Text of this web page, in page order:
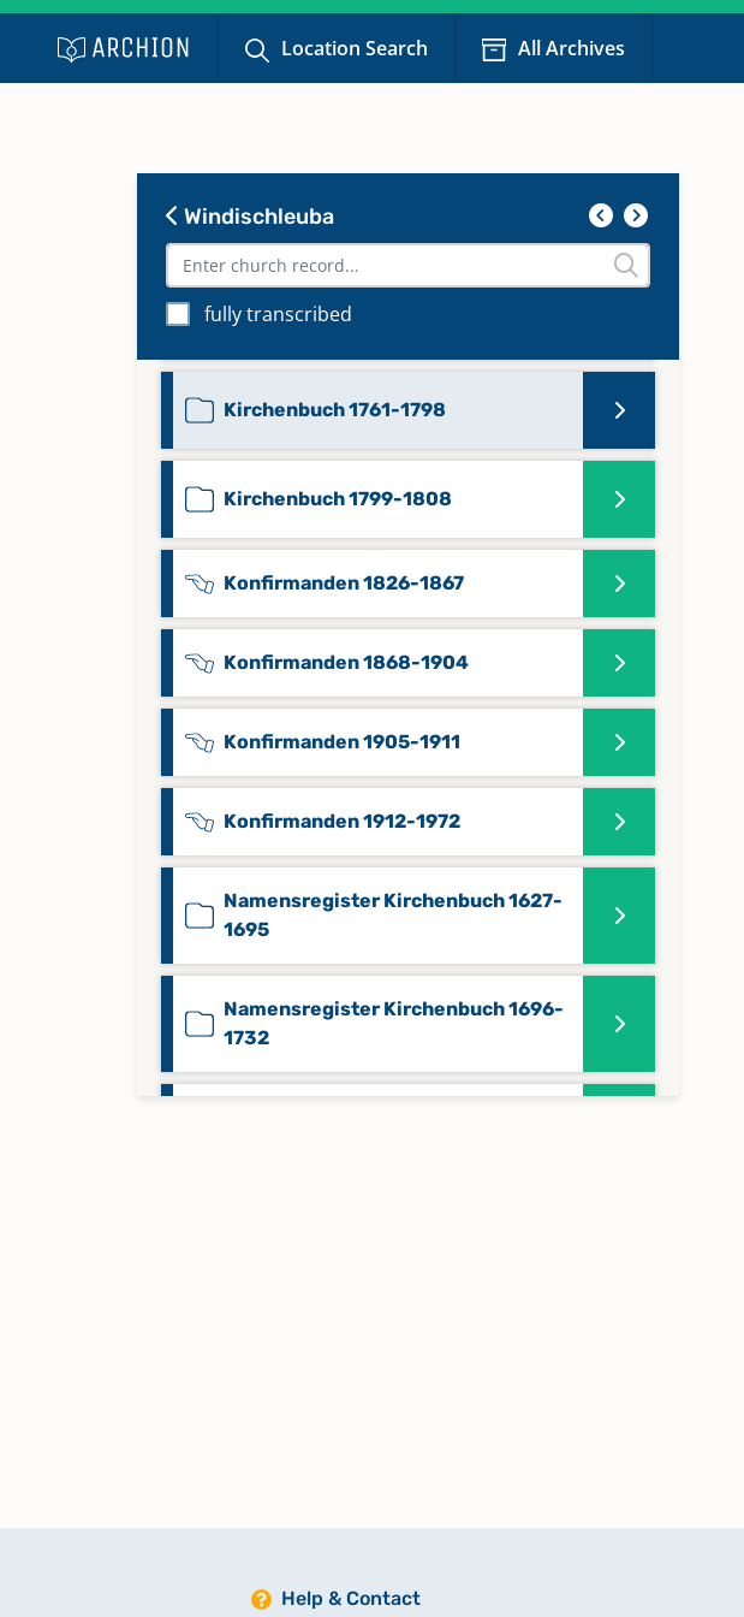
Location Search All Archives
Windischleuba
fully transcribed
Kirchenbuch 1627-1650
Kirchenbuch 1696-1732
Kirchenbuch 1733-1760
Kirchenbuch 1761-1798
Kirchenbuch 1799-1808
Konfirmanden 1826-1867
Konfirmanden 1868-1904
Konfirmanden 1905-1911
Konfirmanden 1912-1972
Namensregister Kirchenbuch 1627-
1695
Namensregister Kirchenbuch 1696-
1732
Help & Contact